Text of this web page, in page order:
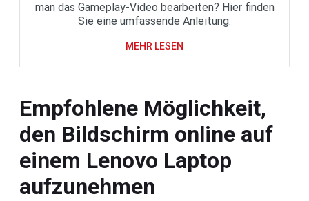
man das Gameplay-Video bearbeiten? Hier finden
Sie eine umfassende Anleitung.
MEHR LESEN
Empfohlene Möglichkeit,
den Bildschirm online auf
einem Lenovo Laptop
aufzunehmen